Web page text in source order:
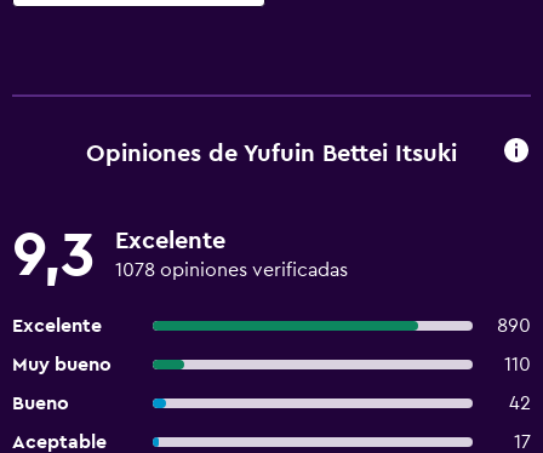
Opiniones de Yufuin Bettei Itsuki
9,3 Excelente
1078 opiniones verificadas
Excelente
890
Muy bueno
110
Bueno
42
Aceptable
17